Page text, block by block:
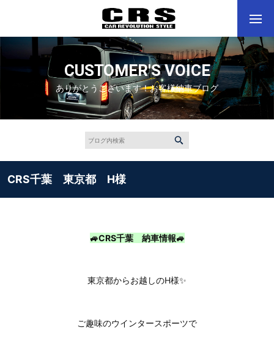
CUSTOMER'S VOICE
ありがとうございます！お客様納車ブログ
CRS千葉 東京都 H様
🚙CRS千葉 納車情報🚙
東京都からお越しのH様✨
ご趣味のウインタースポーツで